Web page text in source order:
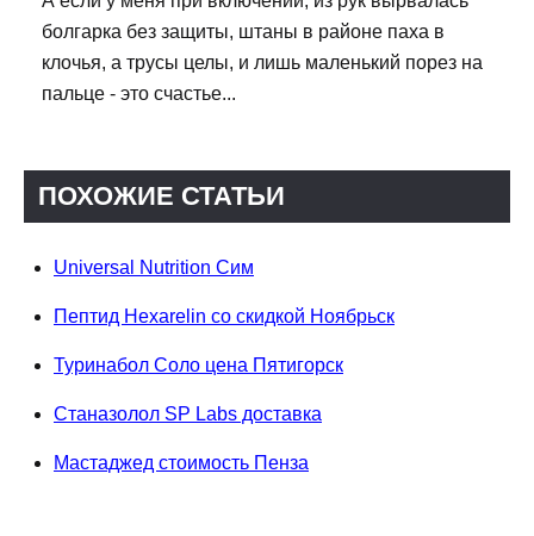
болгарка без защиты, штаны в районе паха в
клочья, а трусы целы, и лишь маленький порез на
пальце - это счастье...
ПОХОЖИЕ СТАТЬИ
Universal Nutrition Сим
Пептид Hexarelin со скидкой Ноябрьск
Туринабол Соло цена Пятигорск
Станазолол SP Labs доставка
Мастаджед стоимость Пенза